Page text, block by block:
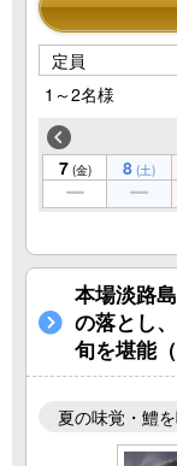
定員
1～2名様
7 (金) 8 (土)
本場淡路
の落とし
旬を堪能
夏の味覚・鱧